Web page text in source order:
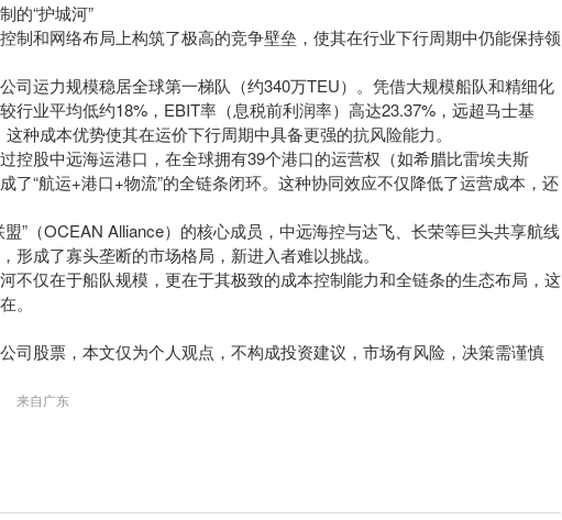
的“护城河”
制和网络布局上构筑了极高的竞争壁垒，使其在行业下行周期中仍能保持领
司运力规模稳居全球第一梯队（约340万TEU）。凭借大规模船队和精细化
行业平均低约18%，EBIT率（息税前利润率）高达23.37%，远超马士基
这种成本优势使其在运价下行周期中具备更强的抗风险能力。
控股中远海运港口，在全球拥有39个港口的运营权（如希腊比雷埃夫斯
了“航运+港口+物流”的全链条闭环。这种协同效应不仅降低了运营成本，还
”（OCEAN Alliance）的核心成员，中远海控与达飞、长荣等巨头共享航线
形成了寡头垄断的市场格局，新进入者难以挑战。
不仅在于船队规模，更在于其极致的成本控制能力和全链条的生态布局，这
。
司股票，本文仅为个人观点，不构成投资建议，市场有风险，决策需谨慎
来自广东